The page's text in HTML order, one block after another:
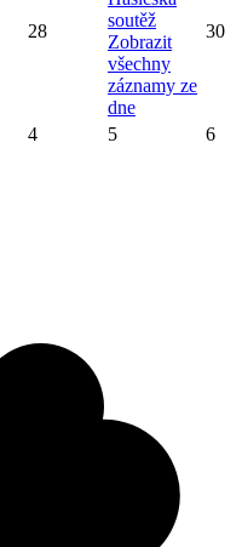
28
soutěž
Zobrazit
všechny
záznamy ze
dne
30
4 5 6